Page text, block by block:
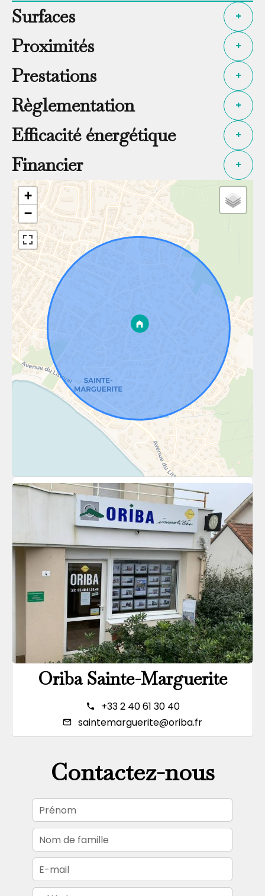
Surfaces +
Proximités +
Prestations +
Règlementation +
Efficacité énergétique +
Financier +
+
−
Oriba Sainte-Marguerite
+33 2 40 61 30 40
saintemarguerite@oriba.fr
Contactez-nous